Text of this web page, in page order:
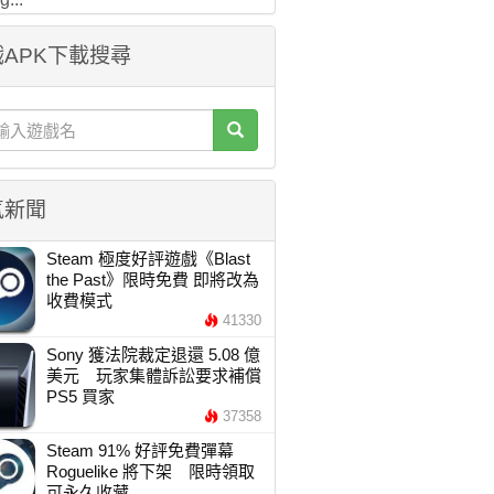
下載搜尋
聞
Steam 極度好評遊戲《Blast
the Past》限時免費 即將改為
收費模式
41330
Sony 獲法院裁定退還 5.08 億
美元 玩家集體訴訟要求補償
PS5 買家
37358
Steam 91% 好評免費彈幕
Roguelike 將下架 限時領取